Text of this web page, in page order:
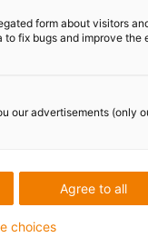
form about visitors
to fix bugs and improve the
our advertisements (only
Agree to all
choices